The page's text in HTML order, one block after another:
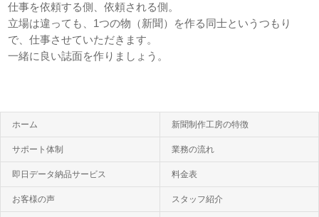
仕事を依頼する側、依頼される側。
立場は違っても、1つの物（新聞）を作る同士というつもり
で、仕事させていただきます。
一緒に良い誌面を作りましょう。
ホーム 新聞制作工房の特徴
サポート体制 業務の流れ
即日データ納品サービス 料金表
お客様の声 スタッフ紹介